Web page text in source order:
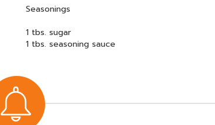
Seasonings
1 tbs. sugar
1 tbs. seasoning sauce